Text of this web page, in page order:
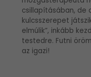
csillapításában, de
kulcsszerepet
elmúlik”, inkább
testedre. Futni
az igazi!